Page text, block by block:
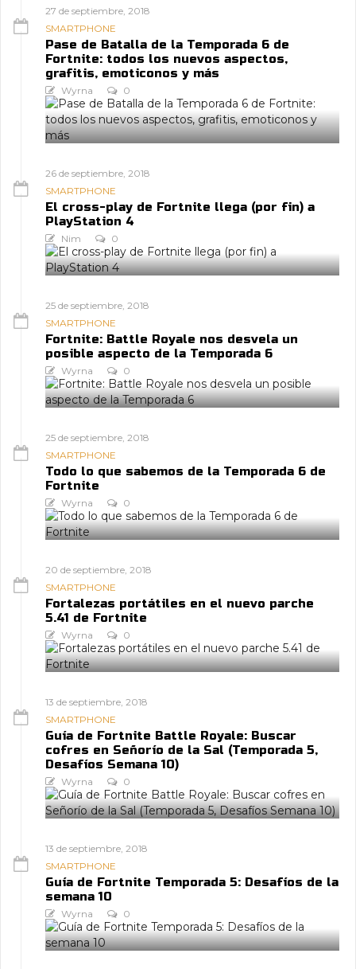
27 de septiembre, 2018
SMARTPHONE
Pase de Batalla de la Temporada 6 de
Fortnite: todos los nuevos aspectos,
grafitis, emoticonos y más
Wyrna 0
26 de septiembre, 2018
SMARTPHONE
El cross-play de Fortnite llega (por fin) a
PlayStation 4
Nim 0
25 de septiembre, 2018
SMARTPHONE
Fortnite: Battle Royale nos desvela un
posible aspecto de la Temporada 6
Wyrna 0
25 de septiembre, 2018
SMARTPHONE
Todo lo que sabemos de la Temporada 6 de
Fortnite
Wyrna 0
20 de septiembre, 2018
SMARTPHONE
Fortalezas portátiles en el nuevo parche
5.41 de Fortnite
Wyrna 0
13 de septiembre, 2018
SMARTPHONE
Guía de Fortnite Battle Royale: Buscar
cofres en Señorío de la Sal (Temporada 5,
Desafíos Semana 10)
Wyrna 0
13 de septiembre, 2018
SMARTPHONE
Guía de Fortnite Temporada 5: Desafíos de la
semana 10
Wyrna 0